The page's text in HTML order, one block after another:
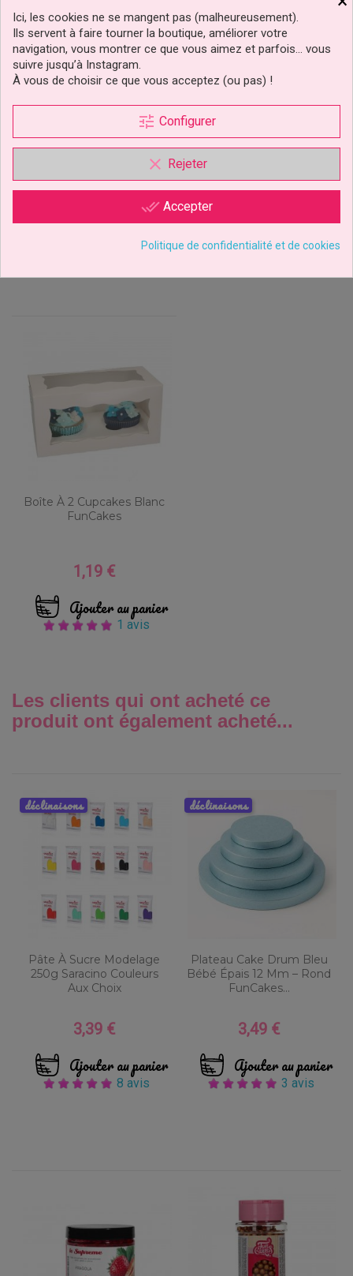
Boite À Macaron Noir À
Fenêtre Tailles Au Choix
Ajouter au panier
Boîte À Gâteau De Forme
Ronde Réutilisable Wilton
1 avis
Boîte À 2 Cupcakes Blanc
FunCakes
Prix
1,19 €
Ajouter au panier
1 avis
Les clients qui ont acheté ce
produit ont également acheté...
Pâte À Sucre Modelage
250g Saracino Couleurs
Aux Choix
Prix
3,39 €
Ajouter au panier
8 avis
déclinaisons
Plateau Cake Drum Bleu
Bébé Épais 12 Mm – Rond
FunCakes...
Prix
3,49 €
Ajouter au panier
3 avis
déclinaisons
Ici, les cookies ne se mangent pas (malheureusement).
Ils servent à faire tourner la boutique, améliorer votre
navigation, vous montrer ce que vous aimez et parfois… vous
suivre jusqu’à Instagram.
À vous de choisir ce que vous acceptez (ou pas) !
tune Configurer
clear Rejeter
done_all Accepter
Politique de confidentialité et de cookies